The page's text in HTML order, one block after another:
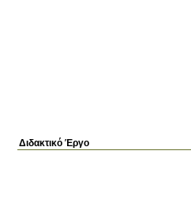
Διδακτικό Έργο